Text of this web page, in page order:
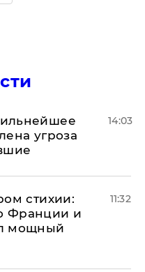
угроза
14:03
стихии:
Франции и
мощный
11:32